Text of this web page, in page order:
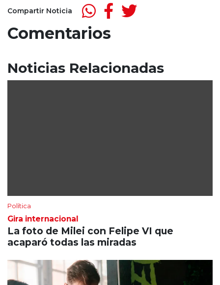
Compartir Noticia
Comentarios
Noticias Relacionadas
Política
Gira internacional
La foto de Milei con Felipe VI que
acaparó todas las miradas